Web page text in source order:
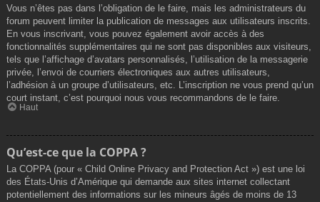
Vous n’êtes pas dans l’obligation de le faire, mais les administrateurs du
forum peuvent limiter la publication de messages aux utilisateurs inscrits.
En vous inscrivant, vous pouvez également avoir accès à des
fonctionnalités supplémentaires qui ne sont pas disponibles aux visiteurs,
tels que l’affichage d’avatars personnalisés, l’utilisation de la messagerie
privée, l’envoi de courriers électroniques aux autres utilisateurs,
l’adhésion à un groupe d’utilisateurs, etc. L’inscription ne vous prend qu’un
court instant, c’est pourquoi nous vous recommandons de le faire.
Haut
Qu’est-ce que la COPPA ?
La COPPA (pour « Child Online Privacy and Protection Act ») est une loi
des États-Unis d’Amérique qui demande aux sites internet collectant
potentiellement des informations sur les mineurs âgés de moins de 13